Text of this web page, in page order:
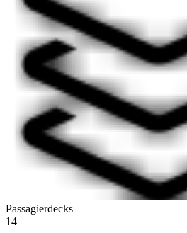
Passagierdecks
14